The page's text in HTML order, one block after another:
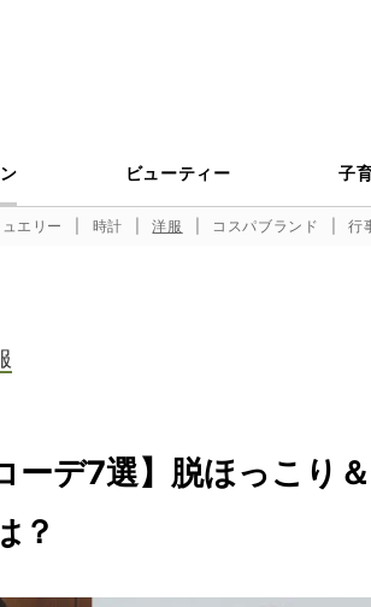
ビューティー 子
エリー 時計 洋服 コスパブランド 行
ーデ7選】脱ほっこり
？